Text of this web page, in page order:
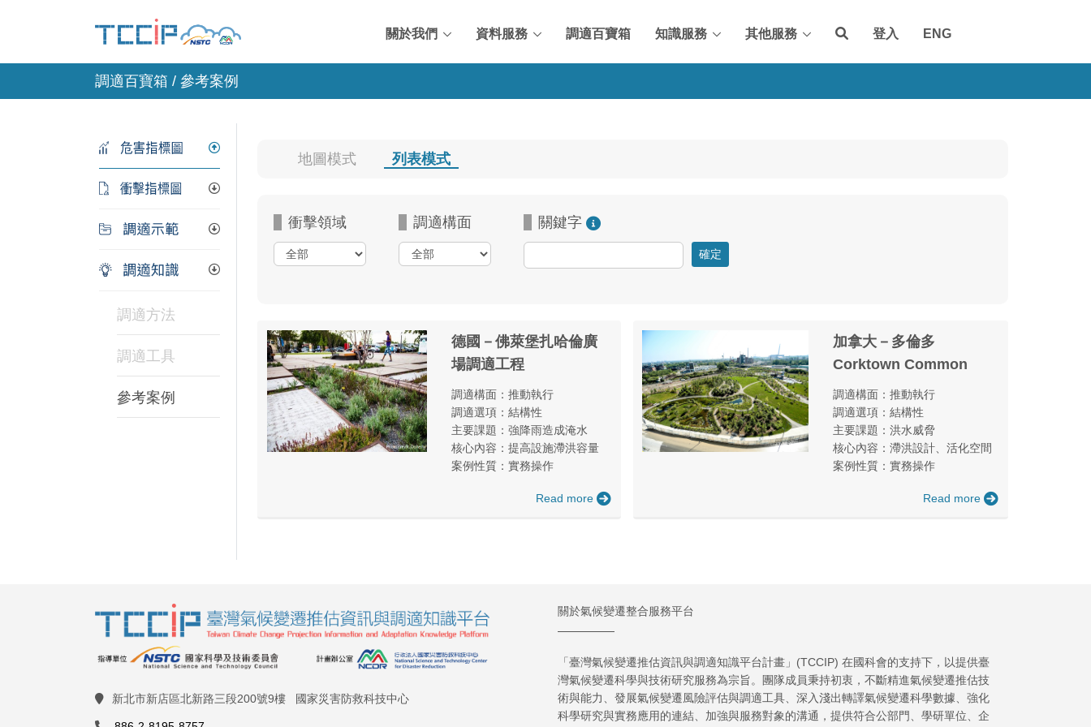
關於我們 資料服務 調適百寶箱 知識服務 其他服務 登入 ENG
調適百寶箱 / 參考案例
調適方法
調適工具
參考案例
地圖模式 列表模式
衝擊領域 調適構面 關鍵字
德國－佛萊堡扎哈倫廣
場調適工程
調適構面：推動執行
調適選項：結構性
主要課題：強降雨造成淹水
核心內容：提高設施滯洪容量
案例性質：實務操作
Read more
加拿大－多倫多
Corktown Common
調適構面：推動執行
調適選項：結構性
主要課題：洪水威脅
核心內容：滯洪設計、活化空間
案例性質：實務操作
Read more
新北市新店區北新路三段200號9樓 國家災害防救科技中心
關於氣候變遷整合服務平台
「臺灣氣候變遷推估資訊與調適知識平台計畫」(TCCIP) 在國科會的支持下，以提供臺
灣氣候變遷科學與技術研究服務為宗旨。團隊成員秉持初衷，不斷精進氣候變遷推估技
術與能力、發展氣候變遷風險評估與調適工具、深入淺出轉譯氣候變遷科學數據、強化
科學研究與實務應用的連結、加強與服務對象的溝通，提供符合公部門、學研單位、企